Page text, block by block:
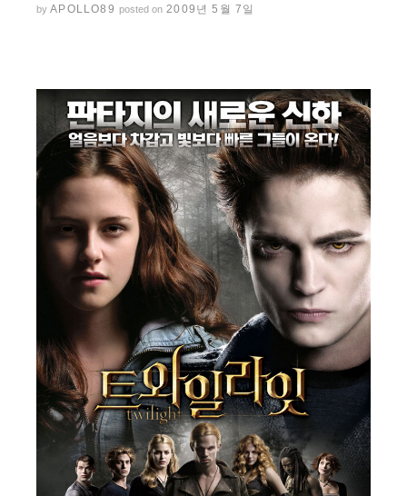
by APOLLO89 posted on 2009년 5월 7일